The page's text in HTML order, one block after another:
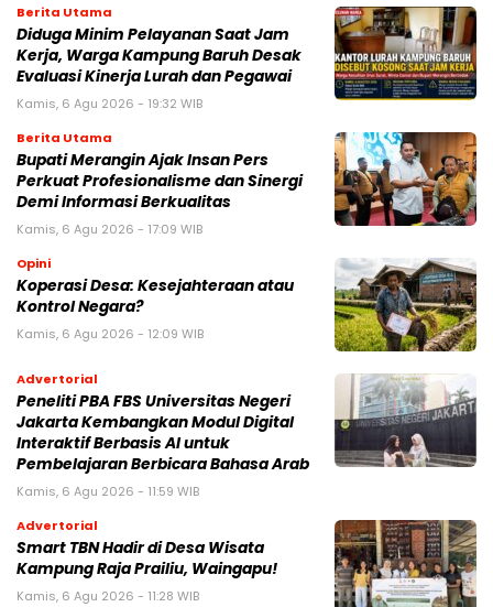
Berita Utama
Diduga Minim Pelayanan Saat Jam
Kerja, Warga Kampung Baruh Desak
Evaluasi Kinerja Lurah dan Pegawai
Kamis, 6 Agu 2026 - 19:32 WIB
Berita Utama
Bupati Merangin Ajak Insan Pers
Perkuat Profesionalisme dan Sinergi
Demi Informasi Berkualitas
Kamis, 6 Agu 2026 - 17:09 WIB
Opini
Koperasi Desa: Kesejahteraan atau
Kontrol Negara?
Kamis, 6 Agu 2026 - 12:09 WIB
Advertorial
Peneliti PBA FBS Universitas Negeri
Jakarta Kembangkan Modul Digital
Interaktif Berbasis AI untuk
Pembelajaran Berbicara Bahasa Arab
Kamis, 6 Agu 2026 - 11:59 WIB
Advertorial
Smart TBN Hadir di Desa Wisata
Kampung Raja Prailiu, Waingapu!
Kamis, 6 Agu 2026 - 11:28 WIB